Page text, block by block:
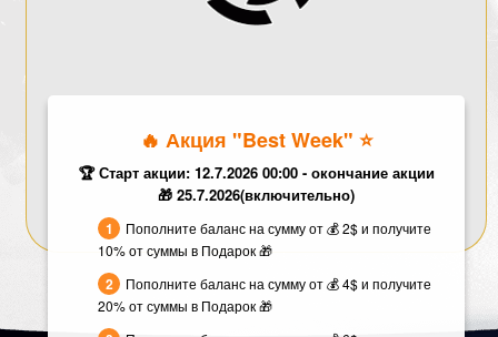
🔥 Акция "Best Week" ⭐️
🏆 Старт акции: 12.7.2026 00:00 - окончание акции
🎁 25.7.2026(включительно)
Пополните баланс на сумму от 💰 2$ и получите
10% от суммы в Подарок 🎁
Пополните баланс на сумму от 💰 4$ и получите
20% от суммы в Подарок 🎁